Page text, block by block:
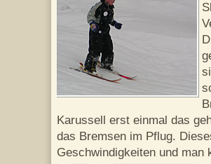
Karussell erst einmal das
das Bremsen im Pflug.
Geschwindigkeiten und man